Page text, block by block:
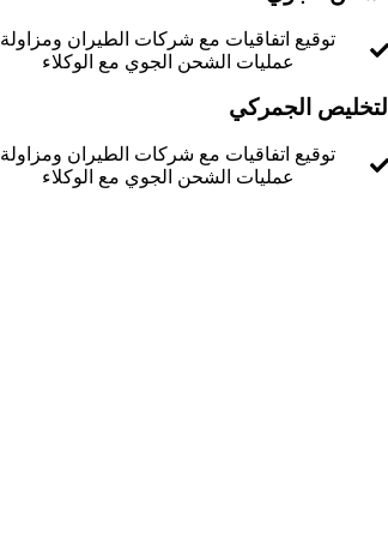
توقيع اتفاقيات مع شركات الطيران ومزاولة
عمليات الشحن الجوي مع الوكلاء
التخليص الجمركي
توقيع اتفاقيات مع شركات الطيران ومزاولة
عمليات الشحن الجوي مع الوكلاء